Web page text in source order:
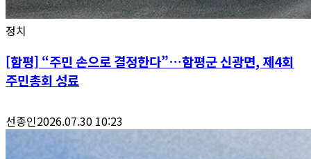
정치
[함평] “주민 손으로 결정한다”…함평군 신광면, 제4회
주민총회 성료
선종인2026.07.30 10:23